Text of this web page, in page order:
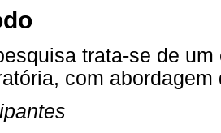
trata-se de
com